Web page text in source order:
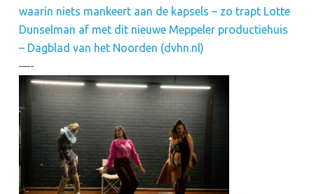
waarin niets mankeert aan de kapsels – zo trapt Lotte
Dunselman af met dit nieuwe Meppeler productiehuis
– Dagblad van het Noorden (dvhn.nl)
—-